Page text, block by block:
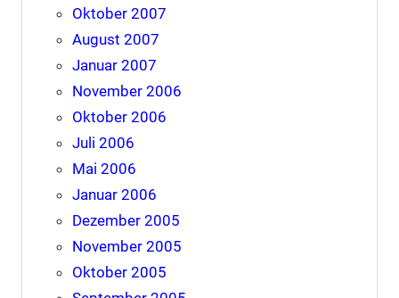
Oktober 2007
August 2007
Januar 2007
November 2006
Oktober 2006
Juli 2006
Mai 2006
Januar 2006
Dezember 2005
November 2005
Oktober 2005